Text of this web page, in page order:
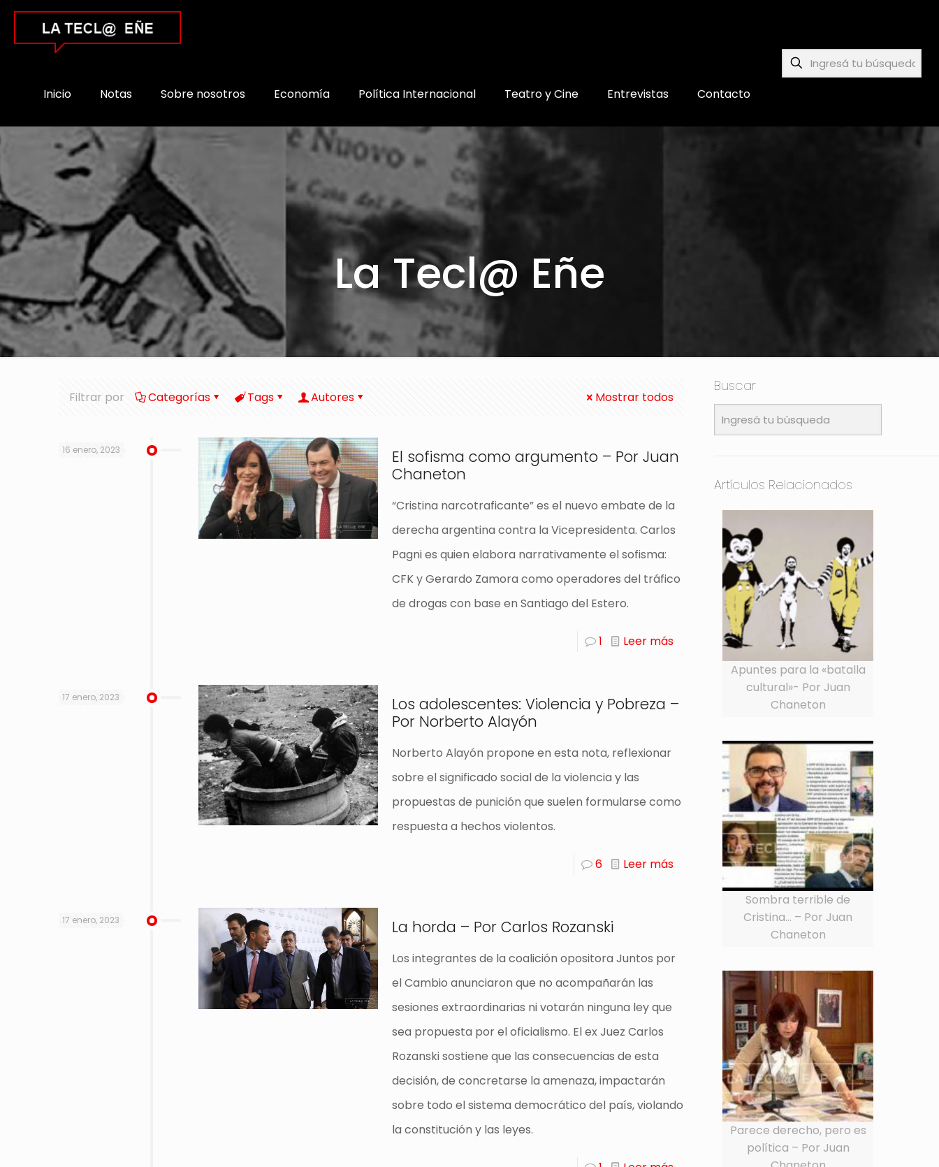
Inicio Notas Sobre nosotros Economía Política Internacional Teatro y Cine Entrevistas Contacto
La Tecl@ Eñe
Filtrar por Categorías Tags Autores Mostrar todos
16 enero, 2023
El sofisma como argumento – Por Juan
Chaneton
“Cristina narcotraficante” es el nuevo embate de la
derecha argentina contra la Vicepresidenta. Carlos
Pagni es quien elabora narrativamente el sofisma:
CFK y Gerardo Zamora como operadores del tráfico
de drogas con base en Santiago del Estero.
1 Leer más
17 enero, 2023
Los adolescentes: Violencia y Pobreza –
Por Norberto Alayón
Norberto Alayón propone en esta nota, reflexionar
sobre el significado social de la violencia y las
propuestas de punición que suelen formularse como
respuesta a hechos violentos.
6 Leer más
17 enero, 2023 La horda – Por Carlos Rozanski
Los integrantes de la coalición opositora Juntos por
el Cambio anunciaron que no acompañarán las
sesiones extraordinarias ni votarán ninguna ley que
sea propuesta por el oficialismo. El ex Juez Carlos
Rozanski sostiene que las consecuencias de esta
decisión, de concretarse la amenaza, impactarán
sobre todo el sistema democrático del país, violando
la constitución y las leyes.
Buscar
Artículos Relacionados
Apuntes para la «batalla
cultural»- Por Juan
Chaneton
Sombra terrible de
Cristina… – Por Juan
Chaneton
Parece derecho, pero es
política – Por Juan